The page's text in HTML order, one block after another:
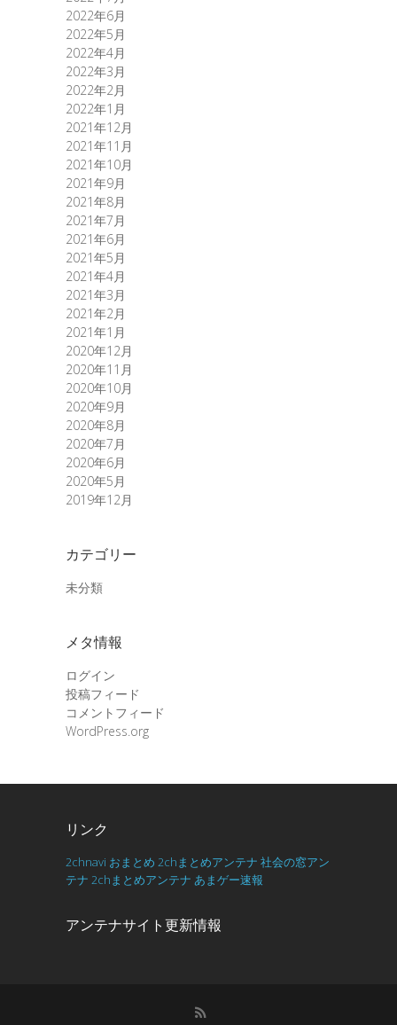
2022年6月
2022年5月
2022年4月
2022年3月
2022年2月
2022年1月
2021年12月
2021年11月
2021年10月
2021年9月
2021年8月
2021年7月
2021年6月
2021年5月
2021年4月
2021年3月
2021年2月
2021年1月
2020年12月
2020年11月
2020年10月
2020年9月
2020年8月
2020年7月
2020年6月
2020年5月
2019年12月
カテゴリー
未分類
メタ情報
ログイン
投稿フィード
コメントフィード
WordPress.org
リンク
2chnavi おまとめ 2chまとめアンテナ 社会の窓アン
テナ 2chまとめアンテナ あまゲー速報
アンテナサイト更新情報